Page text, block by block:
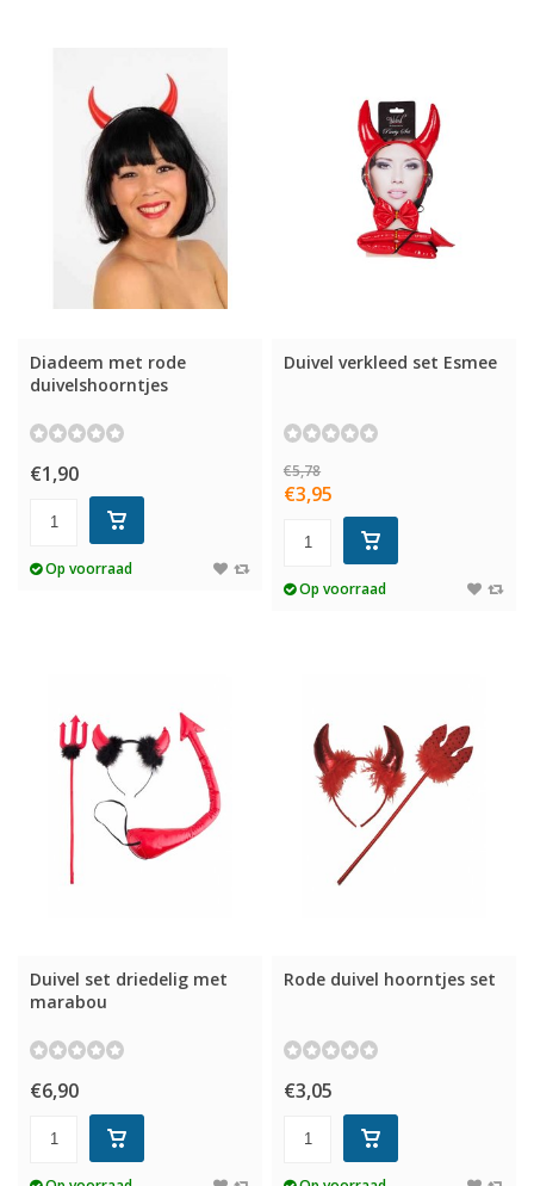
Diadeem met rode
duivelshoorntjes
€1,90
Op voorraad
Duivel verkleed set Esmee
€5,78
€3,95
Op voorraad
Duivel set driedelig met
marabou
€6,90
Rode duivel hoorntjes set
€3,05